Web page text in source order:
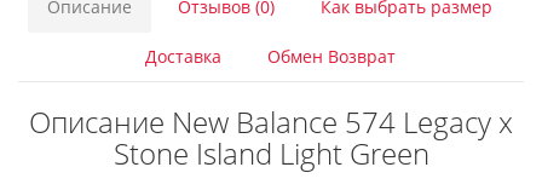
Описание Отзывов (0) Как выбрать размер
Доставка Обмен Возврат
Описание New Balance 574 Legacy x
Stone Island Light Green